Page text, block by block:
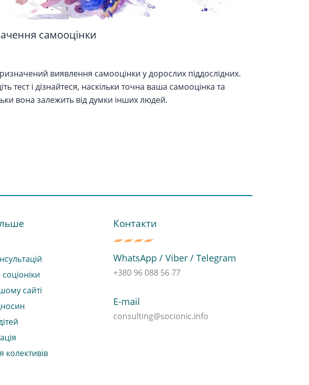
самооцінки
виявлення самооцінки у дорослих піддослідних.
тест і дізнайтеся, наскільки точна ваша самооцінка та
вона залежить від думки інших людей.
сайті
Контакти
WhatsApp / Viber / Telegram
+380 96 088 56 77
E-mail
consulting@socionic.info